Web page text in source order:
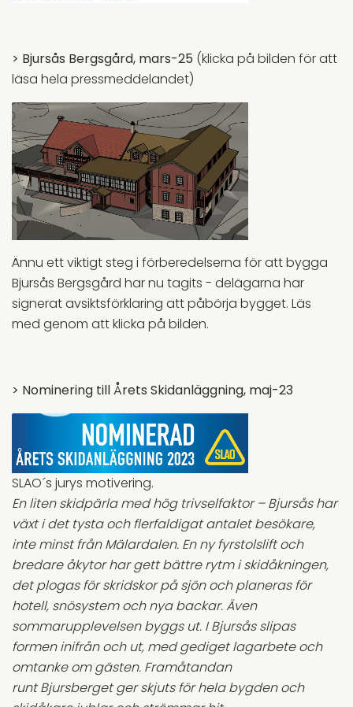
> Bjursås Bergsgård, mars-25 (klicka på bilden för att
läsa hela pressmeddelandet)
Ännu ett viktigt steg i förberedelserna för att bygga
Bjursås Bergsgård har nu tagits - delägarna har
signerat avsiktsförklaring att påbörja bygget. Läs
med genom att klicka på bilden.
> Nominering till Årets Skidanläggning, maj-23
SLAO´s jurys motivering.
En liten skidpärla med hög trivselfaktor – Bjursås har
växt i det tysta och flerfaldigat antalet besökare,
inte minst från Mälardalen. En ny fyrstolslift och
bredare åkytor har gett bättre rytm i skidåkningen,
det plogas för skridskor på sjön och planeras för
hotell, snösystem och nya backar. Även
sommarupplevelsen byggs ut. I Bjursås slipas
formen inifrån och ut, med gediget lagarbete och
omtanke om gästen. Framåtandan
runt Bjursberget ger skjuts för hela bygden och